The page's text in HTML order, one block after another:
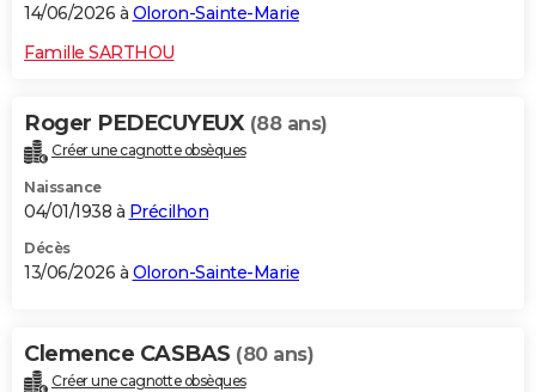
14/06/2026 à Oloron-Sainte-Marie
Famille SARTHOU
Roger PEDECUYEUX (88 ans)
Créer une cagnotte obsèques
Naissance
04/01/1938 à Précilhon
Décès
13/06/2026 à Oloron-Sainte-Marie
Clemence CASBAS (80 ans)
Créer une cagnotte obsèques